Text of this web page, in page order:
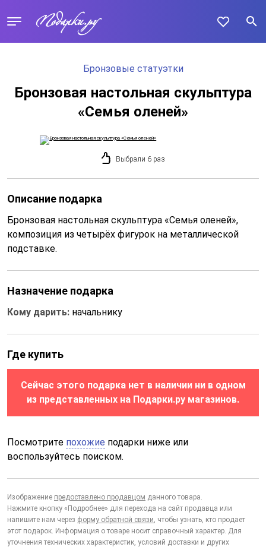
Бронзовые статуэтки
Бронзовая настольная скульптура
«Семья оленей»
Выбрали 6 раз
Описание подарка
Бронзовая настольная скульптура «Семья оленей»,
композиция из четырёх фигурок на металлической
подставке.
Назначение подарка
Кому дарить: начальнику
Где купить
Сейчас этого подарка нет в наличии ни в одном
из представленных на Подарки.ру магазинов.
Посмотрите похожие подарки ниже или
воспользуйтесь поиском.
Изображение предоставлено продавцом данного товара.
Нажмите кнопку «Подробнее» для перехода на сайт продавца или
напишите нам через форму обратной связи, чтобы узнать, кто продает
этот подарок. Информация о товаре носит справочный характер. Для
уточнения технических характеристик, условий доставки и других